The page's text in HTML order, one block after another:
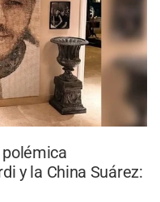
y la China Suárez: